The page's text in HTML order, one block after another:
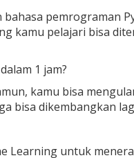
pemrograman
kamu pelajari bisa
1 jam?
kamu bisa
bisa dikembangkan
Learning untuk